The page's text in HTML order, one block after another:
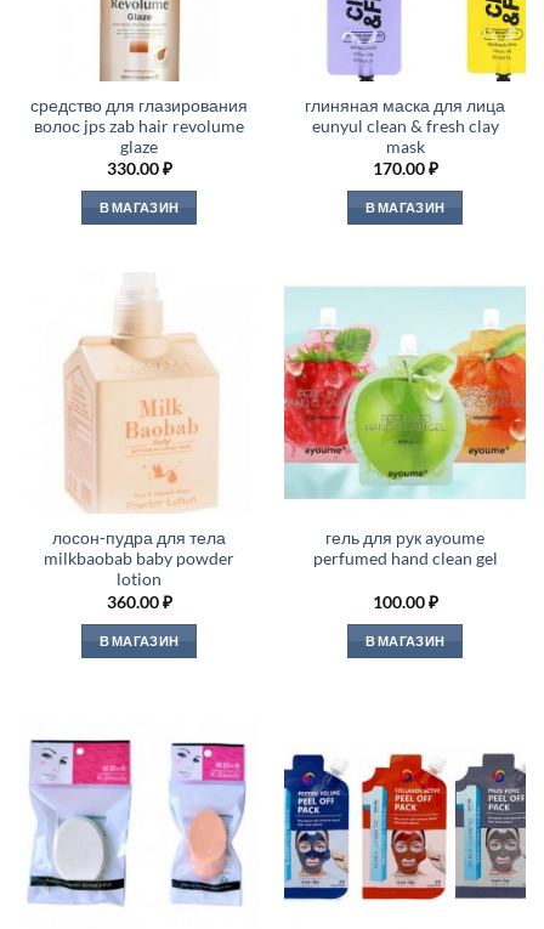
средство для глазирования
волос jps zab hair revolume
glaze
330.00₽
В МАГАЗИН
глиняная маска для лица
eunyul clean & fresh clay
mask
170.00₽
В МАГАЗИН
лосон-пудра для тела
milkbaobab baby powder
lotion
360.00₽
В МАГАЗИН
гель для рук ayoume
perfumed hand clean gel
100.00₽
В МАГАЗИН